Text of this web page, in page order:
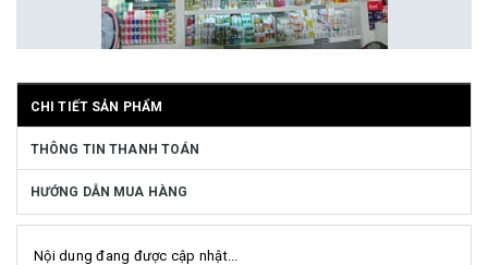
CHI TIẾT SẢN PHẨM
THÔNG TIN THANH TOÁN
HƯỚNG DẪN MUA HÀNG
Nội dung đang được cập nhật...